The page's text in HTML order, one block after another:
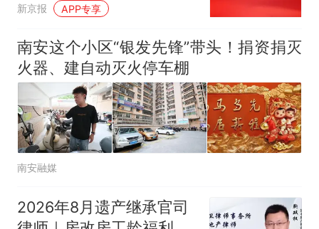
新京报 APP专享
南安这个小区“银发先锋”带头！捐资捐灭
火器、建自动灭火停车棚
南安融媒
2026年8月遗产继承官司